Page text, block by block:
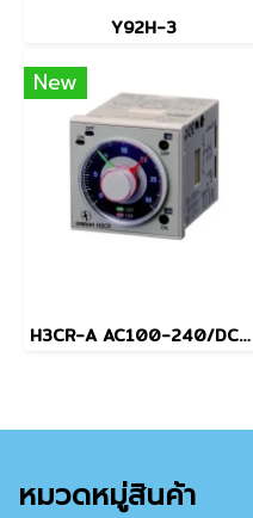
Y92H-3
New
H3CR-A AC100-240/DC100-125
หมวดหมู่สินค้า